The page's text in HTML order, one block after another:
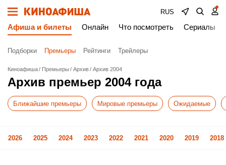
RUS
Афиша и билеты Онлайн Что посмотреть Сериалы
Подборки Премьеры Рейтинги Трейлеры
Киноафиша Премьеры Архив Архив 2004
Архив премьер 2004 года
Ближайшие премьеры Мировые премьеры Ожидаемые
2026 2025 2024 2023 2022 2021 2020 2019 2018